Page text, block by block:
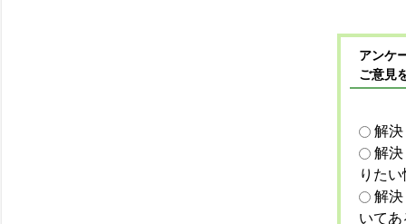
アンケ
ご意見
解
解
りた
解
いて